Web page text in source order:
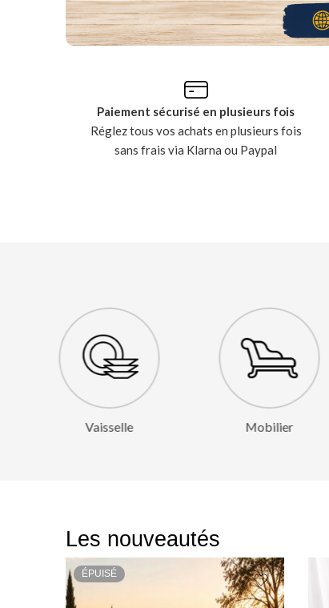
Paiement sécurisé en plusieurs fois
Réglez tous vos achats en plusieurs fois
sans frais via Klarna ou Paypal
Mobilier Nappage
Les nouveautés
ÉPUISÉ